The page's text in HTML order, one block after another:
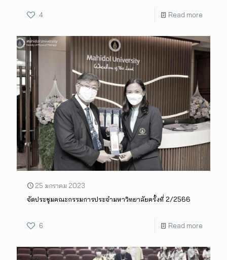
4 Read more
25 มกราคม 2023
จัดประชุมคณะกรรมการประจำมหาวิทยาลัยครั้งที่ 2/2566
6 Read more